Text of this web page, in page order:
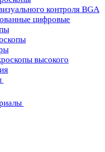
контроля BGA
цифровые
высокого